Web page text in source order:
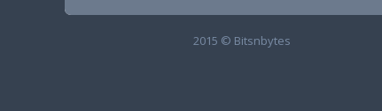
2015 © Bitsnbytes